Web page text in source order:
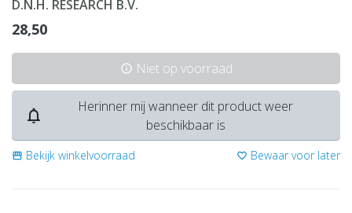
D.N.H. RESEARCH B.V.
28,50
info Niet op voorraad
notifications_none
Herinner mij wanneer dit product weer
beschikbaar is
storefront Bekijk winkelvoorraad favorite_border Bewaar voor later